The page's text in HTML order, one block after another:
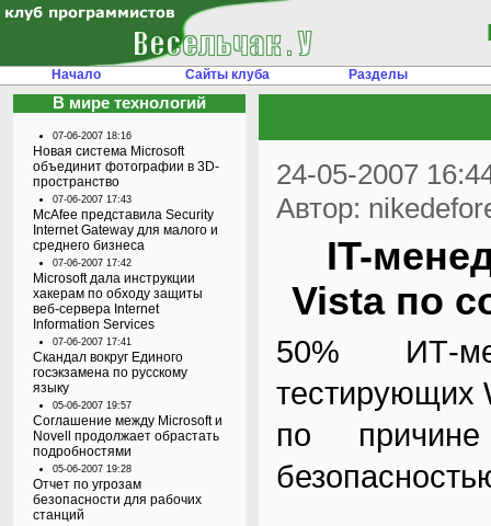
Начало Сайты клуба Разделы
В мире технологий
07-06-2007 18:16
Новая система Microsoft
объединит фотографии в 3D-
пространство
07-06-2007 17:43
McAfee представила Security
Internet Gateway для малого и
среднего бизнеса
07-06-2007 17:42
Microsoft дала инструкции
хакерам по обходу защиты
веб-сервера Internet
Information Services
07-06-2007 17:41
Скандал вокруг Единого
госэкзамена по русскому
языку
05-06-2007 19:57
Соглашение между Microsoft и
Novell продолжает обрастать
подробностями
05-06-2007 19:28
Отчет по угрозам
безопасности для рабочих
станций
24-05-2007
Автор:
IT-
Vista по
50% ИТ-
тестирующих
по причине